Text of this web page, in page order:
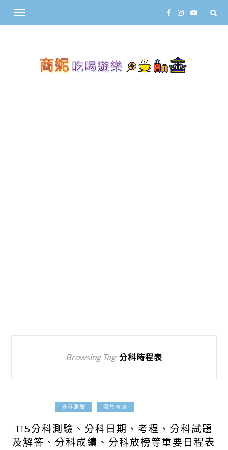
Browsing Tag 分科時程表
分科測驗 關於教育
115分科測驗、分科日期、考程、分科試題
及解答、分科成績、分科放榜等重要日程表